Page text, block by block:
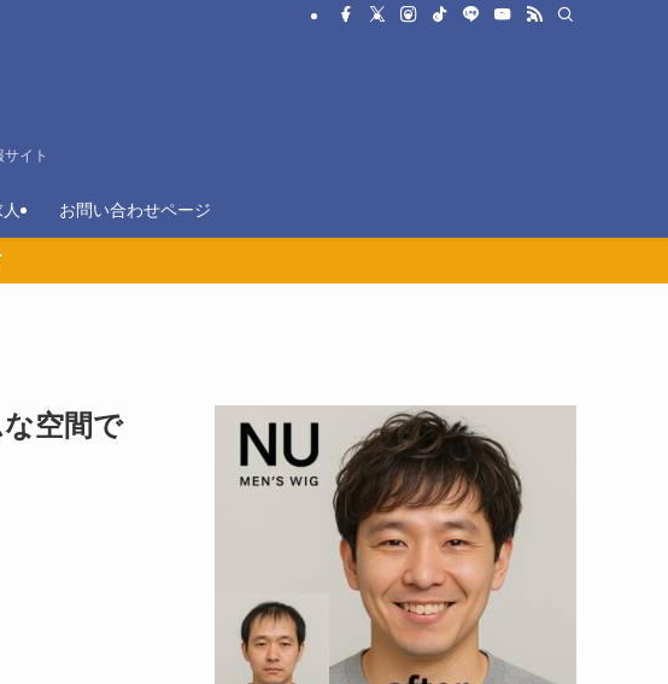
イト
お問い合わせページ
空間で